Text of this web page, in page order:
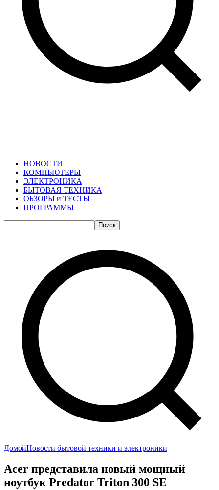
НОВОСТИ
КОМПЬЮТЕРЫ
ЭЛЕКТРОНИКА
БЫТОВАЯ ТЕХНИКА
ОБЗОРЫ и ТЕСТЫ
ПРОГРАММЫ
Поиск
ДомойНовости бытовой техники и электроники
Acer представила новый мощный
ноутбук Predator Triton 300 SE